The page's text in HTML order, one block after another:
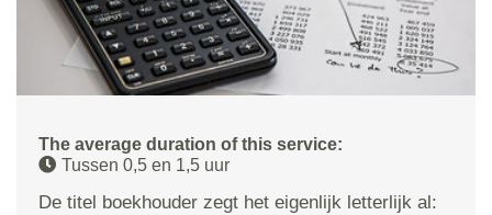
The average duration of this service:
Tussen 0,5 en 1,5 uur
De titel boekhouder zegt het eigenlijk letterlijk al: